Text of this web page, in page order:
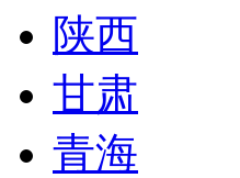
陕西
甘肃
青海